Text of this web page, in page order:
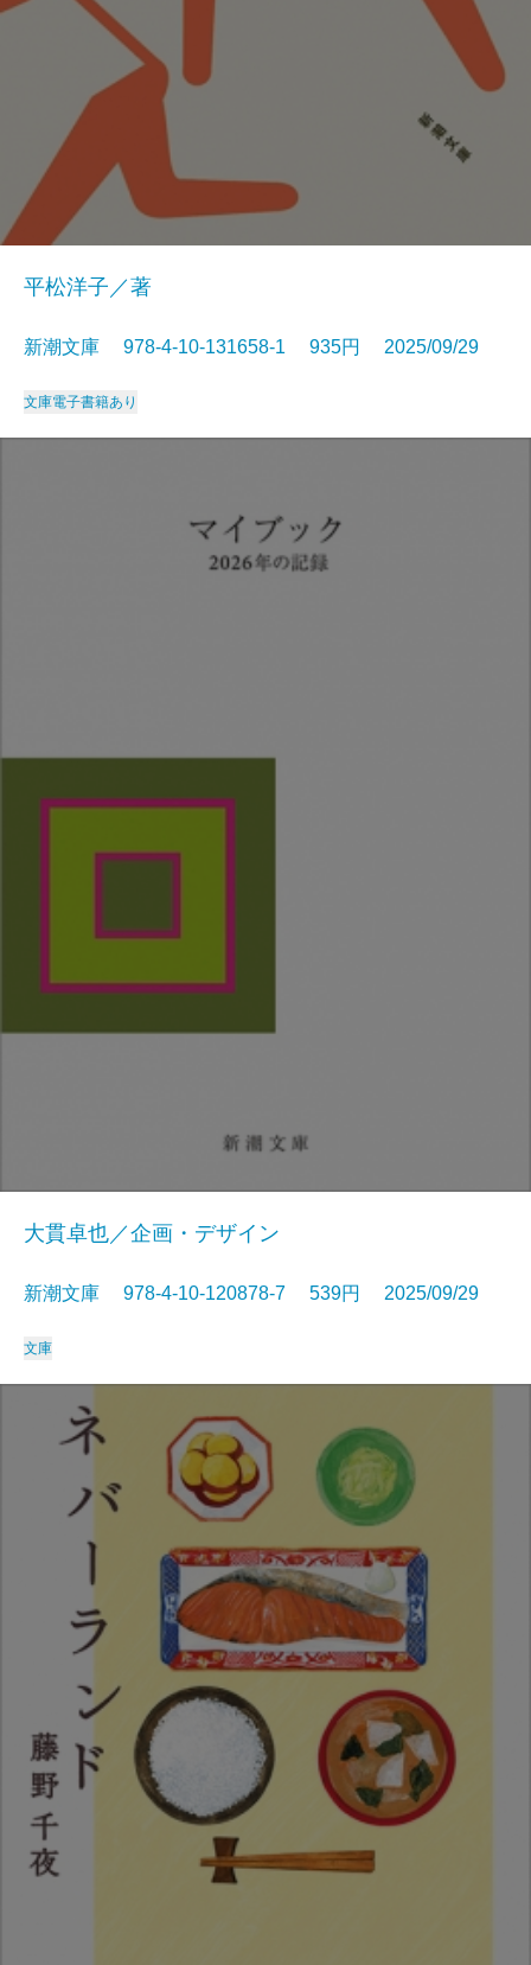
平松洋子／著
新潮文庫 978-4-10-131658-1 935円 2025/09/29
文庫電子書籍あり
大貫卓也／企画・デザイン
新潮文庫 978-4-10-120878-7 539円 2025/09/29
文庫